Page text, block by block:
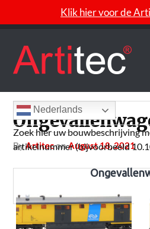
Klik hier voor de
byArtiteconAugust 18, 2021
Nederlands
Zoek hier uw bouwbeschrijving
artikelnummer (bijvoorbeeld